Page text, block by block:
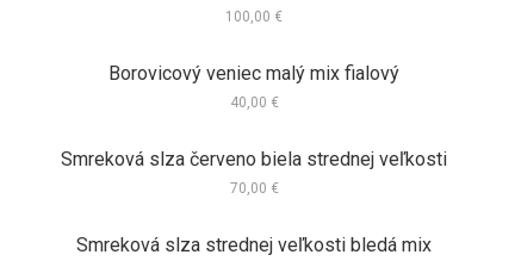
100,00 €
Borovicový veniec malý mix fialový
40,00 €
Smreková slza červeno biela strednej veľkosti
70,00 €
Smreková slza strednej veľkosti bledá mix